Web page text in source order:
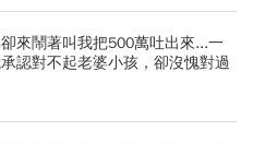
來鬧著叫我把500萬吐出來...一
認對不起老婆小孩，卻沒愧對過